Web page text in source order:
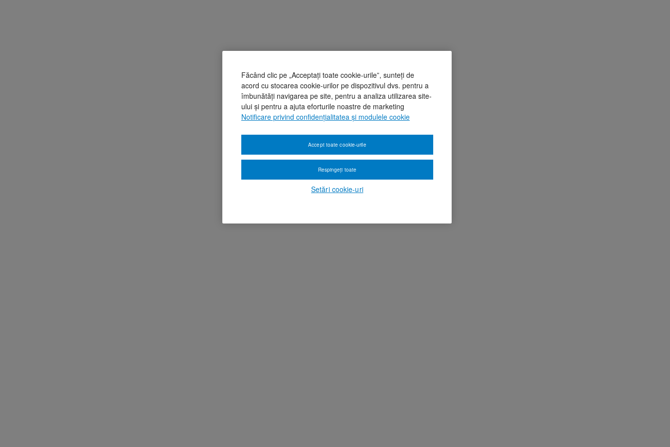
Făcând clic pe „Acceptați toate cookie-urile”, sunteți de
acord cu stocarea cookie-urilor pe dispozitivul dvs. pentru a
îmbunătăți navigarea pe site, pentru a analiza utilizarea site-
ului și pentru a ajuta eforturile noastre de marketing
Notificare privind confidențialitatea și modulele cookie
Setări cookie-uri
Respingeți toate
Accept toate cookie-urile